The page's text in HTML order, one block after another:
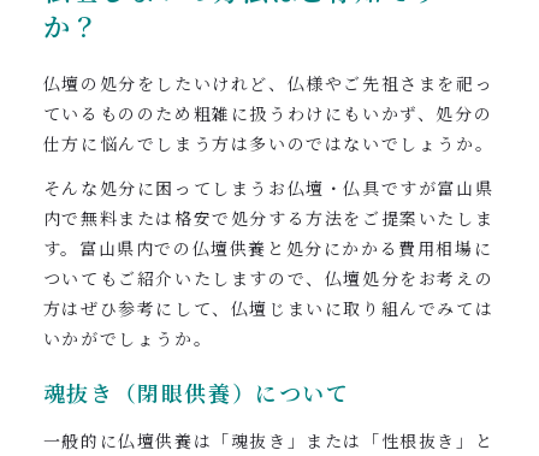
か？
仏壇の処分をしたいけれど、仏様やご先祖さまを祀っ
ているもののため粗雑に扱うわけにもいかず、処分の
仕方に悩んでしまう方は多いのではないでしょうか。
そんな処分に困ってしまうお仏壇・仏具ですが富山県
内で無料または格安で処分する方法をご提案いたしま
す。富山県内での仏壇供養と処分にかかる費用相場に
ついてもご紹介いたしますので、仏壇処分をお考えの
方はぜひ参考にして、仏壇じまいに取り組んでみては
いかがでしょうか。
魂抜き（閉眼供養）について
一般的に仏壇供養は「魂抜き」または「性根抜き」と